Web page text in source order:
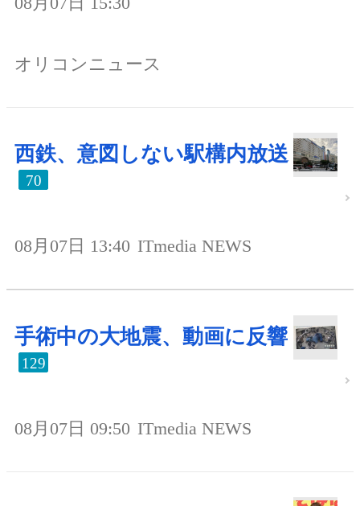
オリコンニュース
西鉄、意図しない駅構内放送
70
08月07日 13:40 ITmedia NEWS
手術中の大地震、動画に反響
129
08月07日 09:50 ITmedia NEWS